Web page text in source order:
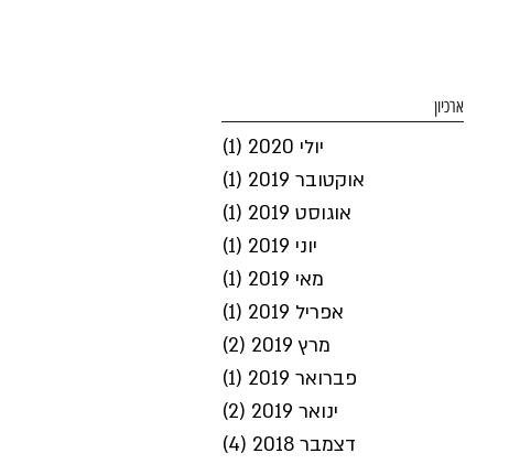
ארכיון
יולי 2020 (1)
אוקטובר 2019
(1)
אוגוסט 2019
(1)
יוני 2019
(1)
מאי 2019
(1)
אפריל 2019
(1)
מרץ 2019
(2)
פברואר 2019
(1)
ינואר 2019
(2)
דצמבר 2018
(4)